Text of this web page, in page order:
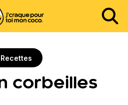
Recettes
corbeilles